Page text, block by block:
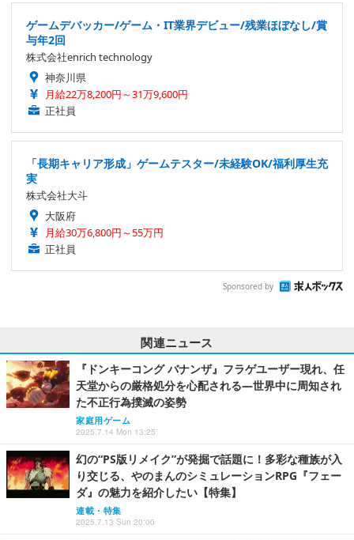
ゲームデバッカー/ゲーム・IT業界デビュー/残業ほぼなし/賞
与年2回
株式会社enrich technology
神奈川県
月給22万8,200円～31万9,600円
正社員
「長期キャリア形成」ゲームテスター/未経験OK/福利厚生充
実
株式会社大斗
大阪府
月給30万6,800円～55万円
正社員
Sponsored by
関連ニュース
『ドンキーコング バナンザ』フラゲユーザー現れ、任
天堂からの厳格処分を心配される―世界中に周知され
た不正行為撲滅の姿勢
家庭用ゲーム
2025.7.14 Mon 13:25
幻の“PS版リメイク”が発掘で話題に！多彩な種族が入
り交じる、やのまんのシミュレーションRPG『フェー
ダ』の魅力を紹介したい【特集】
連載・特集
2025.7.13 Sun 20:00